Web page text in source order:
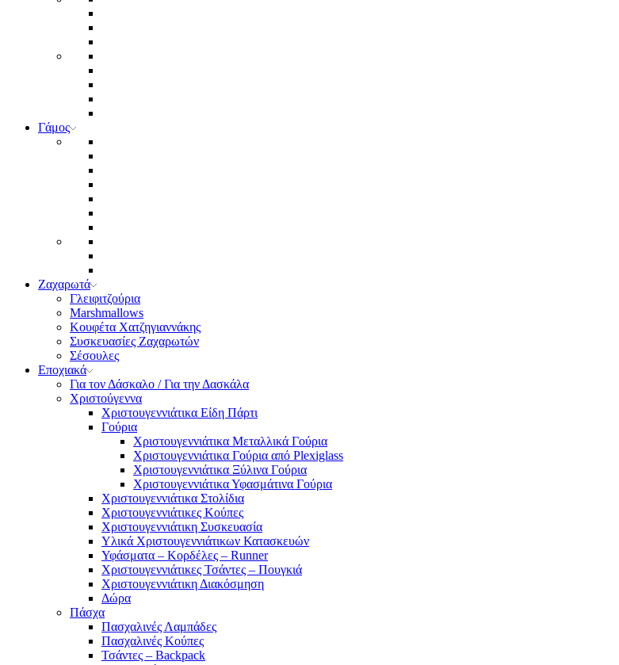
Γάμος
Ζαχαρωτά
Γλειφιτζούρια
Marshmallows
Κουφέτα Χατζηγιαννάκης
Συσκευασίες Ζαχαρωτών
Σέσουλες
Εποχιακά
Για τον Δάσκαλο / Για την Δασκάλα
Χριστούγεννα
Χριστουγεννιάτικα Είδη Πάρτι
Γούρια
Χριστουγεννιάτικα Μεταλλικά Γούρια
Χριστουγεννιάτικα Γούρια από Plexiglass
Χριστουγεννιάτικα Ξύλινα Γούρια
Χριστουγεννιάτικα Υφασμάτινα Γούρια
Χριστουγεννιάτικα Στολίδια
Χριστουγεννιάτικες Κούπες
Χριστουγεννιάτικη Συσκευασία
Υλικά Χριστουγεννιάτικων Κατασκευών
Υφάσματα – Κορδέλες – Runner
Χριστουγεννιάτικες Τσάντες – Πουγκιά
Χριστουγεννιάτικη Διακόσμηση
Δώρα
Πάσχα
Πασχαλινές Λαμπάδες
Πασχαλινές Κούπες
Τσάντες – Backpack